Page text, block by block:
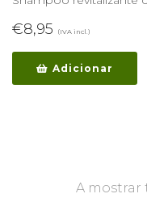
€8,95 (IVA incl.)
Adicionar
A mostrar